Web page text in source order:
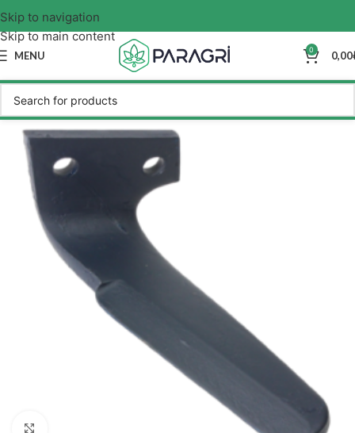
Skip to navigation
Skip to main content
MENU 0 0,00